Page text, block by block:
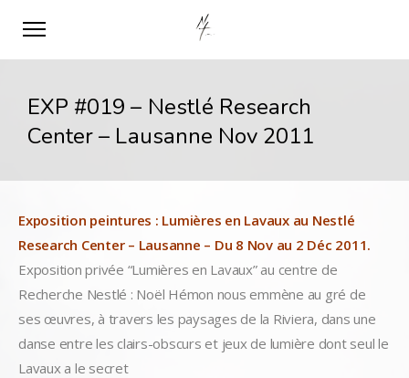
EXP #019 – Nestlé Research
Center – Lausanne Nov 2011
Exposition peintures : Lumières en Lavaux au Nestlé
Research Center – Lausanne – Du 8 Nov au 2 Déc 2011.
Exposition privée “Lumières en Lavaux” au centre de
Recherche Nestlé : Noël Hémon nous emmène au gré de
ses œuvres, à travers les paysages de la Riviera, dans une
danse entre les clairs-obscurs et jeux de lumière dont seul le
Lavaux a le secret